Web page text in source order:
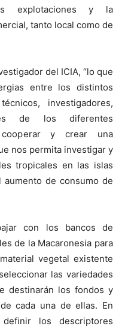
explotaciones y la
tanto local como de
del ICIA, “lo que
entre los distintos
investigadores,
de los diferentes
cooperar y crear una
nos permita investigar y
tropicales en las islas
de consumo de
con los bancos de
de la Macaronesia para
vegetal existente
las variedades
destinarán los fondos y
cada una de ellas. En
los descriptores